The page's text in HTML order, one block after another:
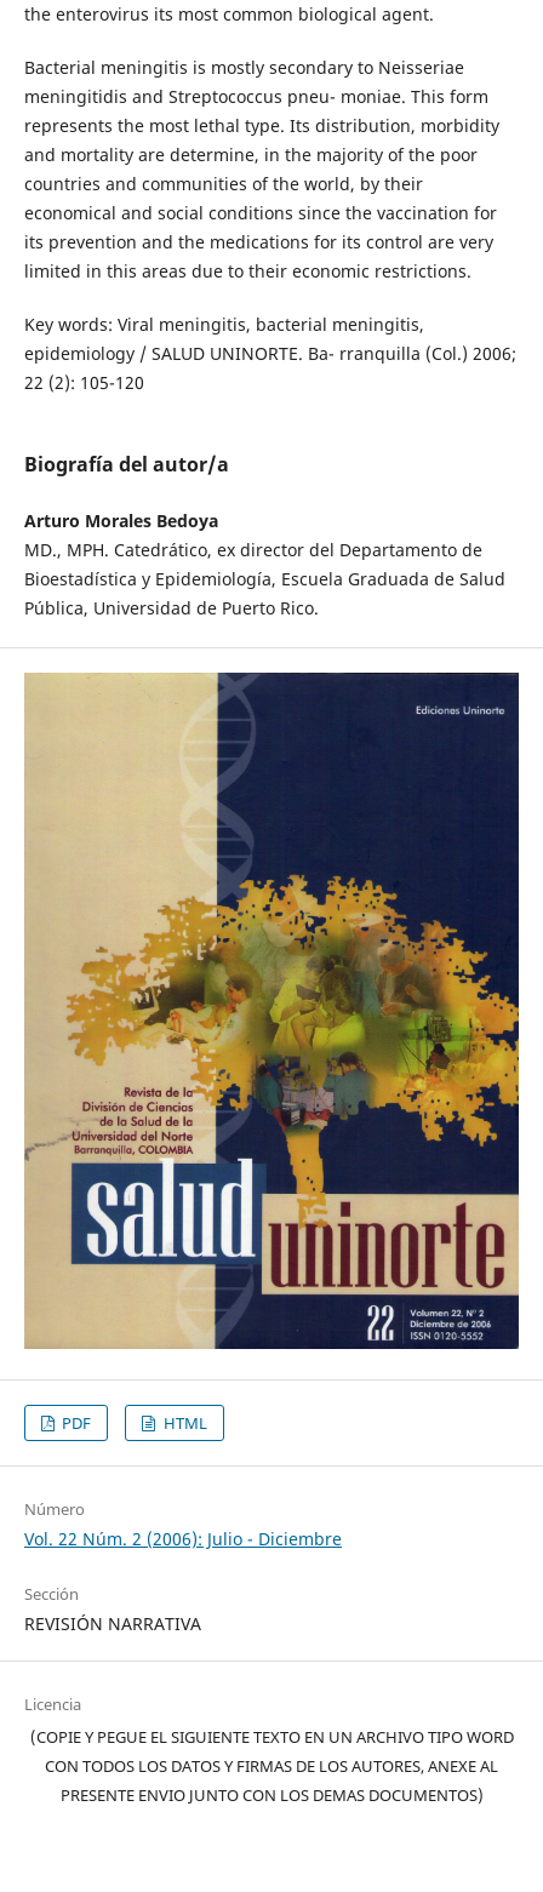
the enterovirus its most common biological agent.
Bacterial meningitis is mostly secondary to Neisseriae
meningitidis and Streptococcus pneu- moniae. This form
represents the most lethal type. Its distribution, morbidity
and mortality are determine, in the majority of the poor
countries and communities of the world, by their
economical and social conditions since the vaccination for
its prevention and the medications for its control are very
limited in this areas due to their economic restrictions.
Key words: Viral meningitis, bacterial meningitis,
epidemiology / SALUD UNINORTE. Ba- rranquilla (Col.) 2006;
22 (2): 105-120
Biografía del autor/a
Arturo Morales Bedoya
MD., MPH. Catedrático, ex director del Departamento de
Bioestadística y Epidemiología, Escuela Graduada de Salud
Pública, Universidad de Puerto Rico.
PDF HTML
Número
Vol. 22 Núm. 2 (2006): Julio - Diciembre
Sección
REVISIÓN NARRATIVA
Licencia
(COPIE Y PEGUE EL SIGUIENTE TEXTO EN UN ARCHIVO TIPO WORD
CON TODOS LOS DATOS Y FIRMAS DE LOS AUTORES, ANEXE AL
PRESENTE ENVIO JUNTO CON LOS DEMAS DOCUMENTOS)